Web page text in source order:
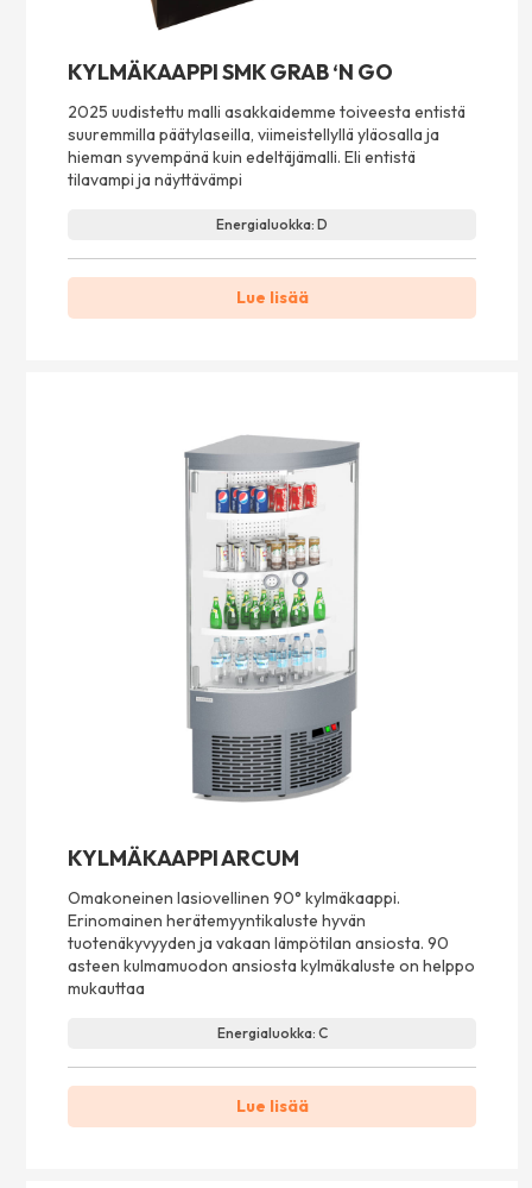
KYLMÄKAAPPI SMK GRAB ‘N GO
2025 uudistettu malli asakkaidemme toiveesta entistä
suuremmilla päätylaseilla, viimeistellyllä yläosalla ja
hieman syvempänä kuin edeltäjämalli. Eli entistä
tilavampi ja näyttävämpi
Energialuokka: D
Lue lisää
KYLMÄKAAPPI ARCUM
Omakoneinen lasiovellinen 90° kylmäkaappi.
Erinomainen herätemyyntikaluste hyvän
tuotenäkyvyyden ja vakaan lämpötilan ansiosta. 90
asteen kulmamuodon ansiosta kylmäkaluste on helppo
mukauttaa
Energialuokka: C
Lue lisää